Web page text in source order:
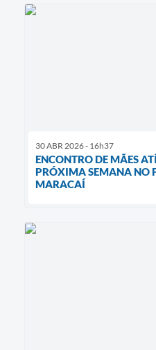
30 ABR 2026 - 16h37
ENCONTRO DE MÃES
PRÓXIMA SEMANA NO
MARACAÍ